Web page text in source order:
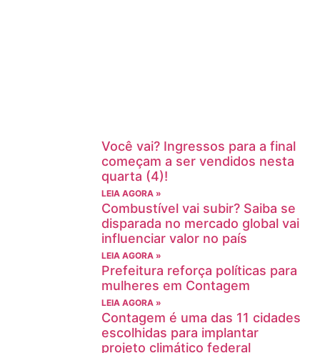
Você vai? Ingressos para a final
começam a ser vendidos nesta
quarta (4)!
LEIA AGORA »
Combustível vai subir? Saiba se
disparada no mercado global vai
influenciar valor no país
LEIA AGORA »
Prefeitura reforça políticas para
mulheres em Contagem
LEIA AGORA »
Contagem é uma das 11 cidades
escolhidas para implantar
projeto climático federal